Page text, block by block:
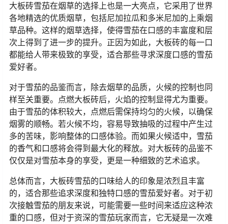
大板砖雪茄在烟草的选择上也是一大亮点，它采用了世界
各地精选的优质烟草，包括尼加拉瓜和多米尼加的上乘烟
草品种。这样的烟草选择，使得雪茄在口感的丰富度和层
次上得到了进一步的提升。正因为如此，大板砖的每一口
都能给人带来极致的享受，适合那些寻求深度口感的雪茄
爱好者。
对于雪茄的品鉴而言，除去烟草的品质，火候的控制也同
样至关重要。点燃大板砖后，火焰的控制显得尤为重要。
由于雪茄的体积较大，点燃后需保持均匀的火候，以确保
烟雾的顺畅。若火候不均，容易导致抽吸的过程中产生过
多的苦味，影响整体的口感体验。而如果火候适中，雪茄
的香气和口感将会得到最大化的释放。对大板砖的品鉴不
仅仅是对雪茄本身的享受，更是一种细致的艺术追求。
总体而言，大板砖雪茄的口味给人的印象是浓烈且丰富
的，适合那些追求深度和独特口感的雪茄爱好者。对于初
次接触雪茄的朋友来说，可能需要一些时间来适应这种浓
重的口感，但对于资深的雪茄玩家而言，它无疑是一次难